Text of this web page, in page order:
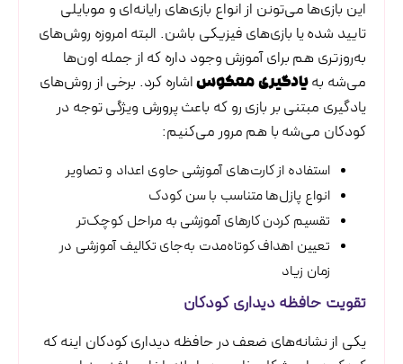
این بازی‌ها می‌تونن از انواع بازی‌های رایانه‌ای و موبایلی
تایید شده یا بازی‌های فیزیکی باشن. البته امروزه روش‌های
به‌روزتری هم برای آموزش وجود داره که از جمله اون‌ها
می‌شه بهیادگیری معکوساشاره کرد. برخی از روش‌های
یادگیری مبتنی بر بازی رو که باعث پرورش ویژگی توجه در
کودکان می‌شه با هم مرور می‌کنیم:
استفاده از کارت‌های آموزشی حاوی اعداد و تصاویر
انواع پازل‌ها متناسب با سن کودک
تقسیم کردن کارهای آموزشی به مراحل کوچک‌تر
تعیین اهداف کوتاه‌مدت به‌جای تکالیف آموزشی در
زمان زیاد
تقویت حافظه دیداری کودکان
یکی‌ از نشانه‌های ضعف در حافظه دیداری کودکان اینه که